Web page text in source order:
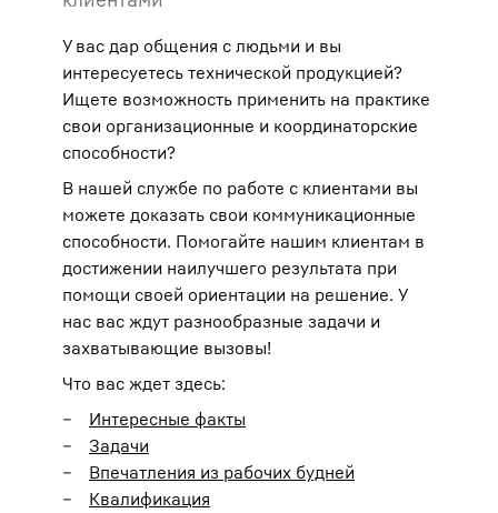
У вас дар общения с людьми и вы
интересуетесь технической продукцией?
Ищете возможность применить на практике
свои организационные и координаторские
способности?
В нашей службе по работе с клиентами вы
можете доказать свои коммуникационные
способности. Помогайте нашим клиентам в
достижении наилучшего результата при
помощи своей ориентации на решение. У
нас вас ждут разнообразные задачи и
захватывающие вызовы!
Что вас ждет здесь:
Интересные факты
Задачи
Впечатления из рабочих будней
Квалификация